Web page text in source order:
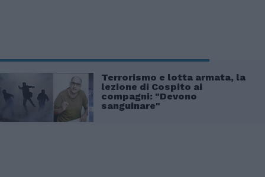
Terrorismo e lotta armata, la
lezione di Cospito ai
compagni: "Devono
sanguinare"